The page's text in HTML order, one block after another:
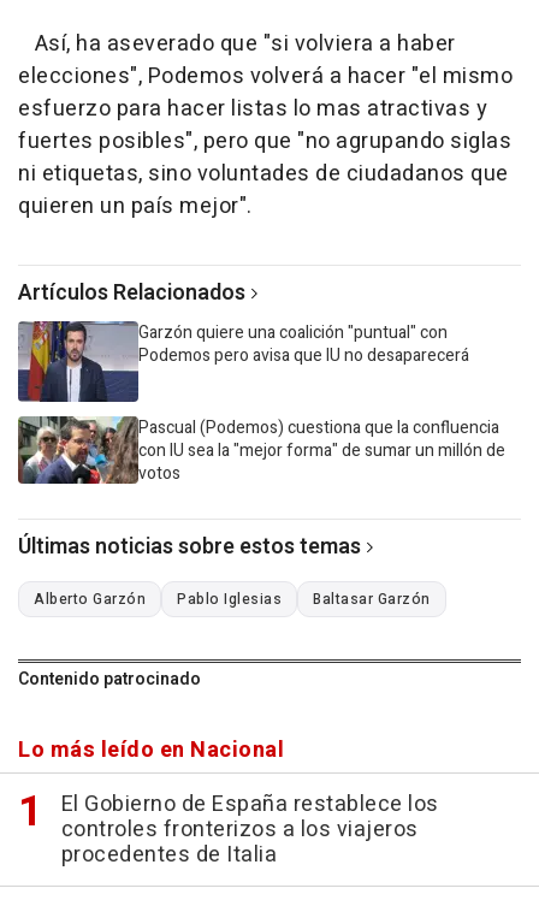
Así, ha aseverado que "si volviera a haber
elecciones", Podemos volverá a hacer "el mismo
esfuerzo para hacer listas lo mas atractivas y
fuertes posibles", pero que "no agrupando siglas
ni etiquetas, sino voluntades de ciudadanos que
quieren un país mejor".
Artículos Relacionados
Garzón quiere una coalición "puntual" con
Podemos pero avisa que IU no desaparecerá
Pascual (Podemos) cuestiona que la confluencia
con IU sea la "mejor forma" de sumar un millón de
votos
Últimas noticias sobre estos temas
Alberto Garzón Pablo Iglesias Baltasar Garzón
Contenido patrocinado
Lo más leído en Nacional
El Gobierno de España restablece los
controles fronterizos a los viajeros
procedentes de Italia